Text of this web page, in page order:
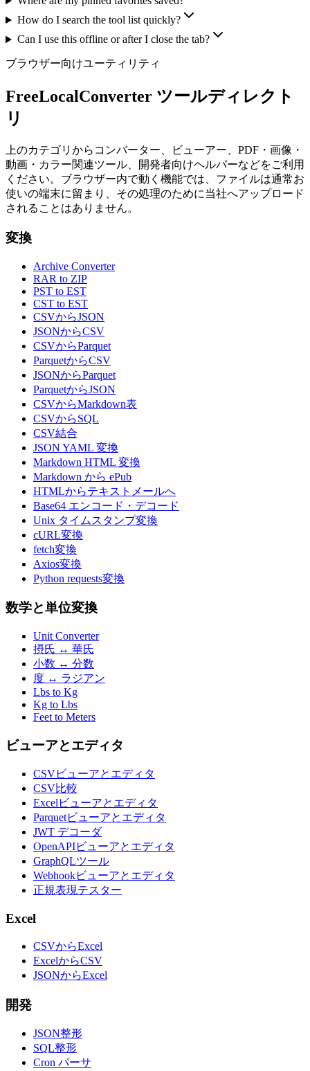
How do I search the tool list quickly?
Can I use this offline or after I close the tab?
ブラウザー向けユーティリティ
FreeLocalConverter ツールディレクト
リ
上のカテゴリからコンバーター、ビューアー、PDF・画像・
動画・カラー関連ツール、開発者向けヘルパーなどをご利用
ください。ブラウザー内で動く機能では、ファイルは通常お
使いの端末に留まり、その処理のために当社へアップロード
されることはありません。
変換
Archive Converter
RAR to ZIP
PST to EST
CST to EST
CSVからJSON
JSONからCSV
CSVからParquet
ParquetからCSV
JSONからParquet
ParquetからJSON
CSVからMarkdown表
CSVからSQL
CSV結合
JSON YAML 変換
Markdown HTML 変換
Markdown から ePub
HTMLからテキストメールへ
Base64 エンコード・デコード
Unix タイムスタンプ変換
cURL変換
fetch変換
Axios変換
Python requests変換
数学と単位変換
Unit Converter
摂氏 ↔ 華氏
小数 ↔ 分数
度 ↔ ラジアン
Lbs to Kg
Kg to Lbs
Feet to Meters
ビューアとエディタ
CSVビューアとエディタ
CSV比較
Excelビューアとエディタ
Parquetビューアとエディタ
JWT デコーダ
OpenAPIビューアとエディタ
GraphQLツール
Webhookビューアとエディタ
正規表現テスター
Excel
CSVからExcel
ExcelからCSV
JSONからExcel
開発
JSON整形
SQL整形
Cron パーサ